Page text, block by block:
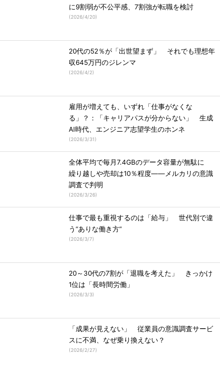
に9割弱が不公平感、7割強が転職を検討
(2026/4/20)
20代の52％が「出世望まず」 それでも理想年
収645万円のジレンマ
(2026/4/2)
雇用が増えても、いずれ「仕事がなくな
る」？：「キャリアパスが分からない」 生成
AI時代、エンジニア志望学生のホンネ
(2026/3/31)
全体平均で毎月7.4GBのデータ容量が無駄に
繰り越しや売却は10％程度――メルカリの意識
調査で判明
(2026/3/26)
仕事で最も重視するのは「給与」 世代別で違
う“ありな働き方”
(2026/3/7)
20～30代の7割が「退職を考えた」 きっかけ
1位は「長時間労働」
(2026/3/3)
「成果が見えない」 従業員の意識調査サービ
スに不満、なぜ乗り換えない？
(2026/2/27)